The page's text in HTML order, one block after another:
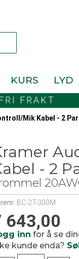
KURS LYD
FRAKT
Mik Kabel - 2 Par
- 2
BC-2T-300M
643,00
inn for å se
kunde enda?